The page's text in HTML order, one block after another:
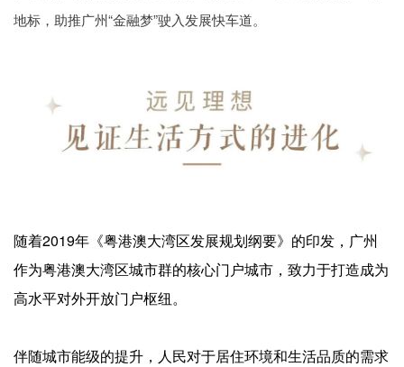
地标，助推广州“金融梦”驶入发展快车道。
随着2019年《粤港澳大湾区发展规划纲要》的印发，广州
作为粤港澳大湾区城市群的核心门户城市，致力于打造成为
高水平对外开放门户枢纽。
伴随城市能级的提升，人民对于居住环境和生活品质的需求